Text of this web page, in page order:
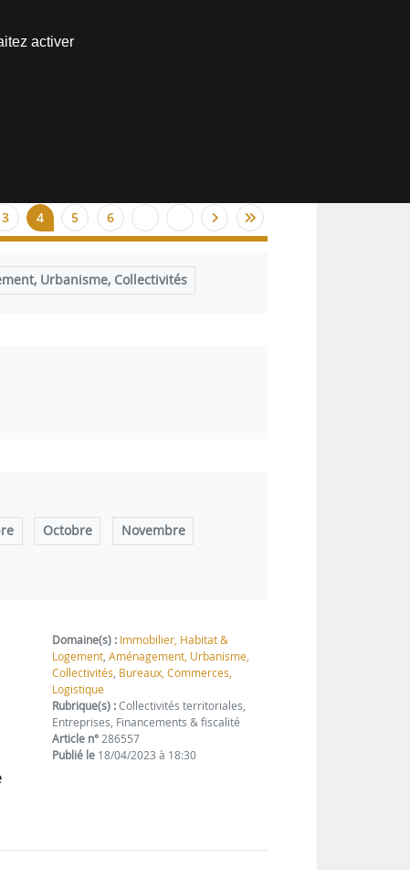
3 4 5 6
Urbanisme, Collectivités
Octobre Novembre
Domaine(s) : Immobilier, Habitat &
Logement,Aménagement, Urbanisme,
Collectivités, Bureaux, Commerces,
Logistique
Rubrique(s) :Collectivités territoriales,
Entreprises, Financements & fiscalité
Article n°286557
Publié le 18/04/2023 à 18:30
activer